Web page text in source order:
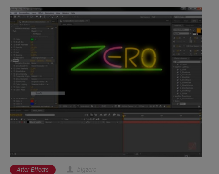
After Effects bigzero